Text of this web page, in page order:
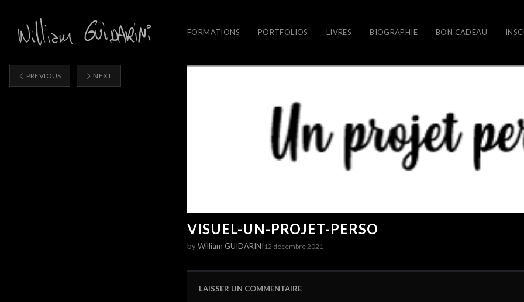
FORMATIONS PORTFOLIOS LIVRES BIOGRAPHIE BON CADEAU
VISUEL-UN-PROJET-PERSO
byWilliam GUIDARINI 12 décembre 2021
LAISSER UN COMMENTAIRE
PREVIOUS NEXT